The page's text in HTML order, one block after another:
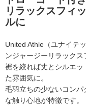
リラックスフィ
ルに
United Athle（ユナイテ
ンジャージーリラックス
裾を絞れば丈とシルエ
た雰囲気に。
毛羽立ちの少ないコン
な触り心地が特徴です。